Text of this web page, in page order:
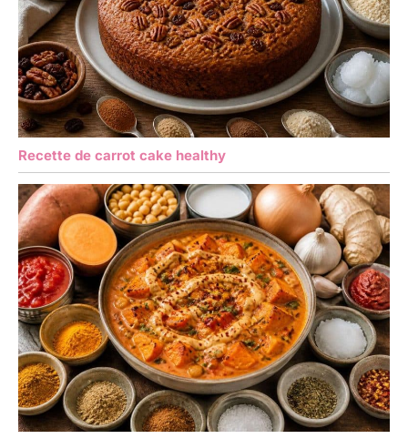
Recette de carrot cake healthy